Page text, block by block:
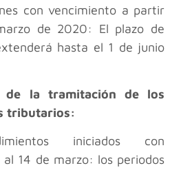
con vencimiento a partir
de 2020: El plazo de
hasta el 1 de junio
de la tramitación de los
tributarios:
iniciados con
14 de marzo: los periodos